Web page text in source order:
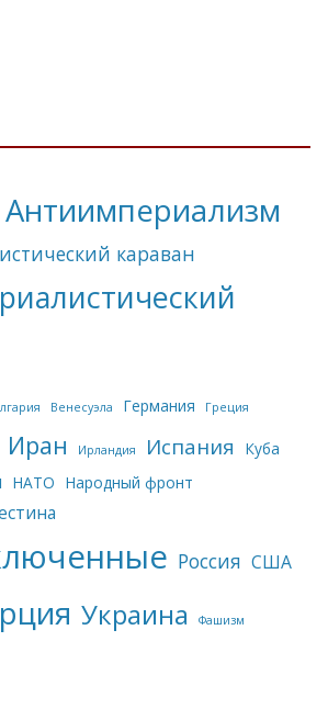
Антиимпериализм
караван
Венесуэла Германия Греция
Иран Ирландия Испания
Куба
НАТО Народный фронт
Россия США
Украина Фашизм